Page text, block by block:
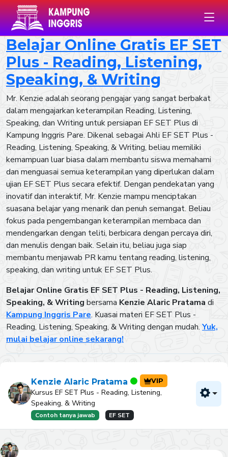
Belajar Online Gratis EF SET
Plus - Reading, Listening,
Speaking, & Writing
Mr. Kenzie adalah seorang pengajar yang sangat berbakat
dalam mengajarkan keterampilan Reading, Listening,
Speaking, dan Writing untuk persiapan EF SET Plus di
Kampung Inggris Pare. Dikenal sebagai Ahli EF SET Plus -
Reading, Listening, Speaking, & Writing, beliau memiliki
kemampuan luar biasa dalam membantu siswa memahami
dan menguasai semua keterampilan yang diperlukan dalam
ujian EF SET Plus secara efektif. Dengan pendekatan yang
inovatif dan interaktif, Mr. Kenzie mampu menciptakan
suasana belajar yang menarik dan penuh semangat. Beliau
fokus pada pengembangan keterampilan membaca dan
mendengarkan dengan teliti, berbicara dengan percaya diri,
dan menulis dengan baik. Selain itu, beliau juga siap
membantu menjawab PR kamu tentang reading, listening,
speaking, dan writing untuk EF SET Plus.
Belajar Online Gratis EF SET Plus - Reading, Listening,
Speaking, & Writing bersama Kenzie Alaric Pratama di
Kampung Inggris Pare. Kuasai materi EF SET Plus -
Reading, Listening, Speaking, & Writing dengan mudah. Yuk,
mulai belajar online sekarang!
Kenzie Alaric Pratama VIP
Kursus EF SET Plus - Reading, Listening,
Speaking, & Writing
Contoh tanya jawab EF SET